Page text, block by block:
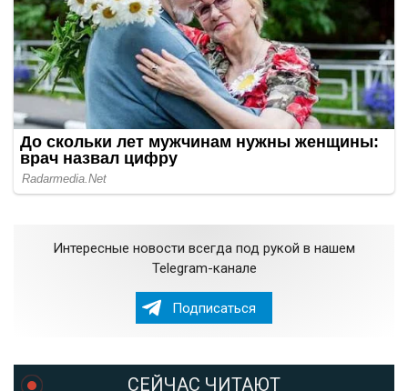
Интересные новости всегда под рукой в нашем
Telegram-канале
Подписаться
СЕЙЧАС ЧИТАЮТ